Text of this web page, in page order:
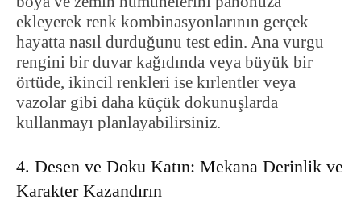
ekleyerek renk kombinasyonlarının gerçek
hayatta nasıl durduğunu test edin. Ana vurgu
rengini bir duvar kağıdında veya büyük bir
örtüde, ikincil renkleri ise kırlentler veya
vazolar gibi daha küçük dokunuşlarda
kullanmayı planlayabilirsiniz.
4. Desen ve Doku Katın: Mekana Derinlik ve
Karakter Kazandırın